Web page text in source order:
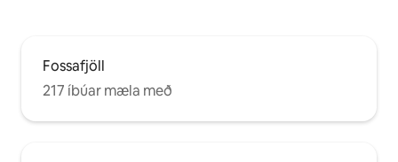
Fossafjöll
217 íbúar mæla með